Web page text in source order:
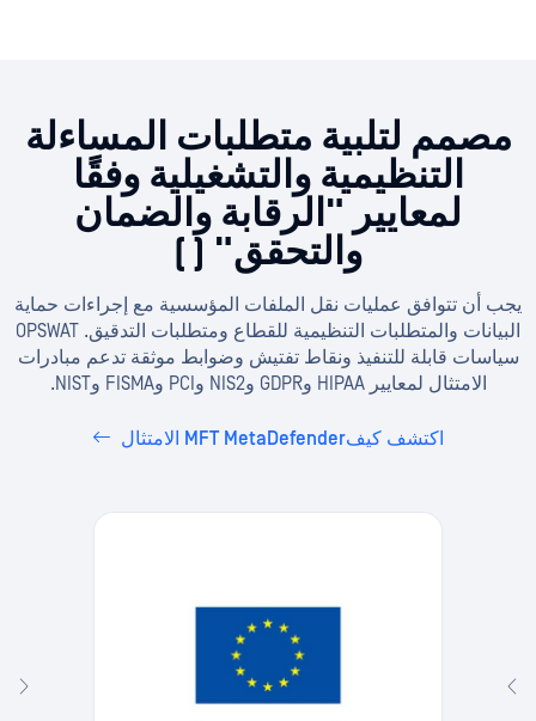
مصمم لتلبية متطلبات المساءلة
التنظيمية والتشغيلية وفقًا
لمعايير "الرقابة والضمان
والتحقق" ( )
يجب أن تتوافق عمليات نقل الملفات المؤسسية مع إجراءات حماية
البيانات والمتطلبات التنظيمية للقطاع ومتطلبات التدقيق. OPSWAT
سياسات قابلة للتنفيذ ونقاط تفتيش وضوابط موثقة تدعم مبادرات
الامتثال لمعايير HIPAA وGDPR وNIS2 وPCI وFISMA وNIST.
اكتشف كيفMFT MetaDefender الامتثال